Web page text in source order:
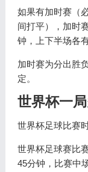
如果有加时赛（
间打平），加时
钟，上下半场各
加时赛为分出胜
定。
世界杯一
世界杯足球比赛
世界杯足球赛比
45分钟，比赛中